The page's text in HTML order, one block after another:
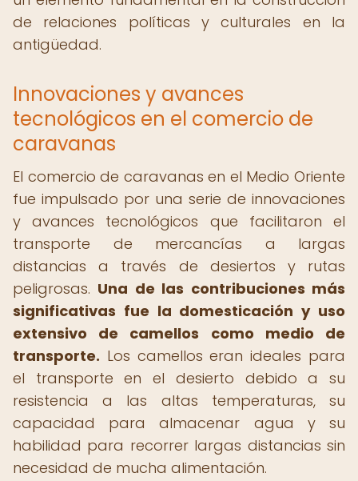
de relaciones políticas y culturales en la
antigüedad.
Innovaciones y avances
tecnológicos en el comercio de
caravanas
El comercio de caravanas en el Medio Oriente
fue impulsado por una serie de innovaciones
y avances tecnológicos que facilitaron el
transporte de mercancías a largas
distancias a través de desiertos y rutas
peligrosas. Una de las contribuciones más
significativas fue la domesticación y uso
extensivo de camellos como medio de
transporte. Los camellos eran ideales para
el transporte en el desierto debido a su
resistencia a las altas temperaturas, su
capacidad para almacenar agua y su
habilidad para recorrer largas distancias sin
necesidad de mucha alimentación.